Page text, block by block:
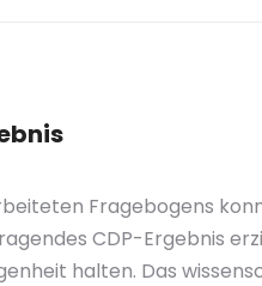
Fragebogens
CDP-Ergebnis
halten. Das